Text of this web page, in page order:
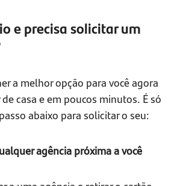
e precisa solicitar um
a melhor opção para você agora
casa e em poucos minutos. É só
abaixo para solicitar o seu:
agência próxima a você